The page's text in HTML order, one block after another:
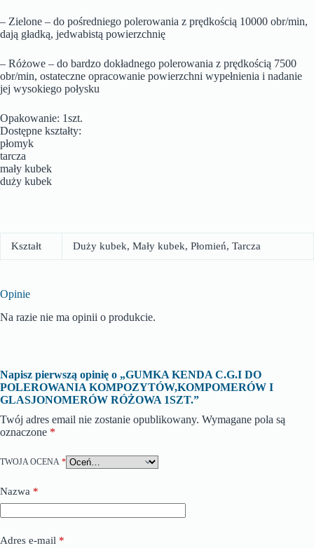
– Zielone – do pośredniego polerowania z prędkością 10000 obr/min,
dają gładką, jedwabistą powierzchnię
– Różowe – do bardzo dokładnego polerowania z prędkością 7500
obr/min, ostateczne opracowanie powierzchni wypełnienia i nadanie
jej wysokiego połysku
Opakowanie: 1szt.
Dostępne kształty:
płomyk
tarcza
mały kubek
duży kubek
Kształt Duży kubek, Mały kubek, Płomień, Tarcza
Opinie
Na razie nie ma opinii o produkcie.
Napisz pierwszą opinię o „GUMKA KENDA C.G.I DO
POLEROWANIA KOMPOZYTÓW,KOMPOMERÓW I
GLASJONOMERÓW RÓŻOWA 1SZT.”
Twój adres email nie zostanie opublikowany. Wymagane pola są
oznaczone *
TWOJA OCENA *
Nazwa *
Adres e-mail *